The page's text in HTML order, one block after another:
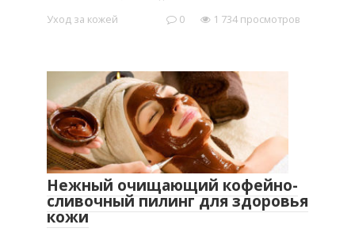
Уход за кожей 0 1 734 просмотров
Нежный очищающий кофейно-
сливочный пилинг для здоровья
кожи